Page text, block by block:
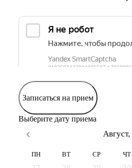
Записаться на прием
Выберите дату приема
Август,
ПН ВТ СР ЧТ